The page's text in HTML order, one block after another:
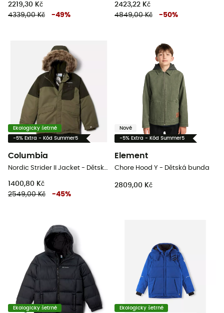
2219,30 Kč
4339,00 Kč
-49%
2423,22 Kč
4849,00 Kč
-50%
Ekologicky šetrné
-5% Extra - Kód Summer5
Columbia
Nordic Strider II Jacket - Dětská zimní bunda
1400,80 Kč
2549,00 Kč
-45%
Nové
-5% Extra - Kód Summer5
Element
Chore Hood Y - Dětská bunda
2809,00 Kč
Ekologicky šetrné Ekologicky šetrné